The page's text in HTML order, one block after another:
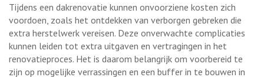
Tijdens een dakrenovatie kunnen onvoorziene kosten zich
voordoen, zoals het ontdekken van verborgen gebreken die
extra herstelwerk vereisen. Deze onverwachte complicaties
kunnen leiden tot extra uitgaven en vertragingen in het
renovatieproces. Het is daarom belangrijk om voorbereid te
zijn op mogelijke verrassingen en een buffer in te bouwen in